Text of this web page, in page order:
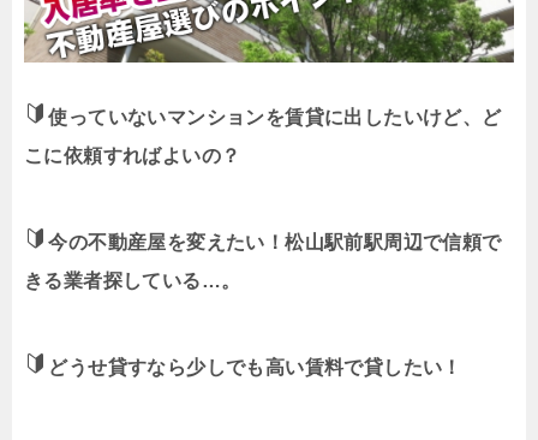
使っていないマンションを賃貸に出したいけど、ど
こに依頼すればよいの？
今の不動産屋を変えたい！松山駅前駅周辺で信頼で
きる業者探している…。
どうせ貸すなら少しでも高い賃料で貸したい！